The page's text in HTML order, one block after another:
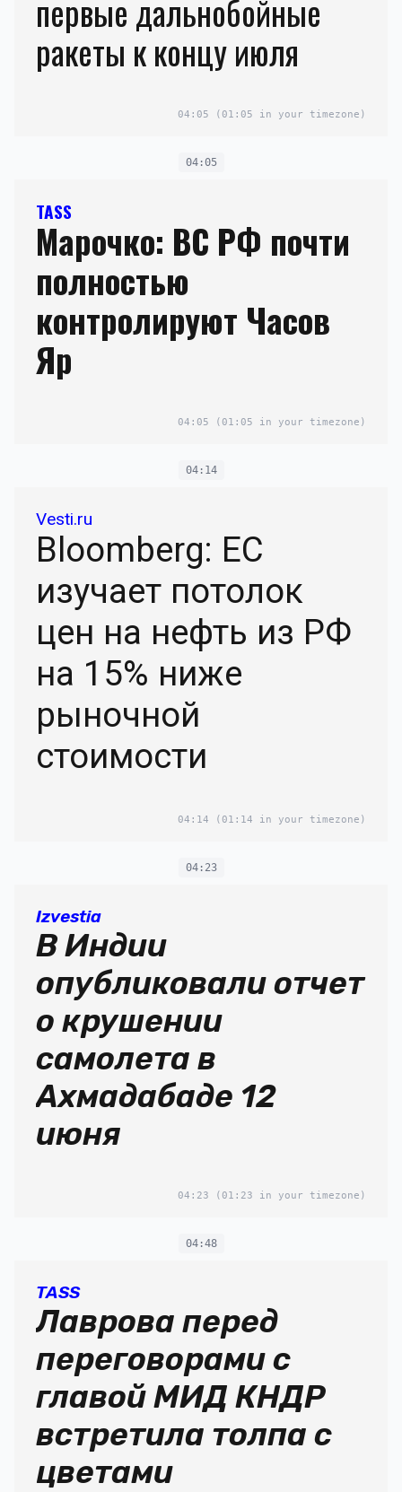
первые дальнобойные
ракеты к концу июля
04:05 (01:05 in your timezone)
04:05
TASS
Марочко: ВС РФ почти
полностью
контролируют Часов
Яр
04:05 (01:05 in your timezone)
04:14
Vesti.ru
Bloomberg: ЕС
изучает потолок
цен на нефть из РФ
на 15% ниже
рыночной
стоимости
04:14 (01:14 in your timezone)
04:23
Izvestia
В Индии
опубликовали отчет
о крушении
самолета в
Ахмадабаде 12
июня
04:23 (01:23 in your timezone)
04:48
TASS
Лаврова перед
переговорами с
главой МИД КНДР
встретила толпа с
цветами